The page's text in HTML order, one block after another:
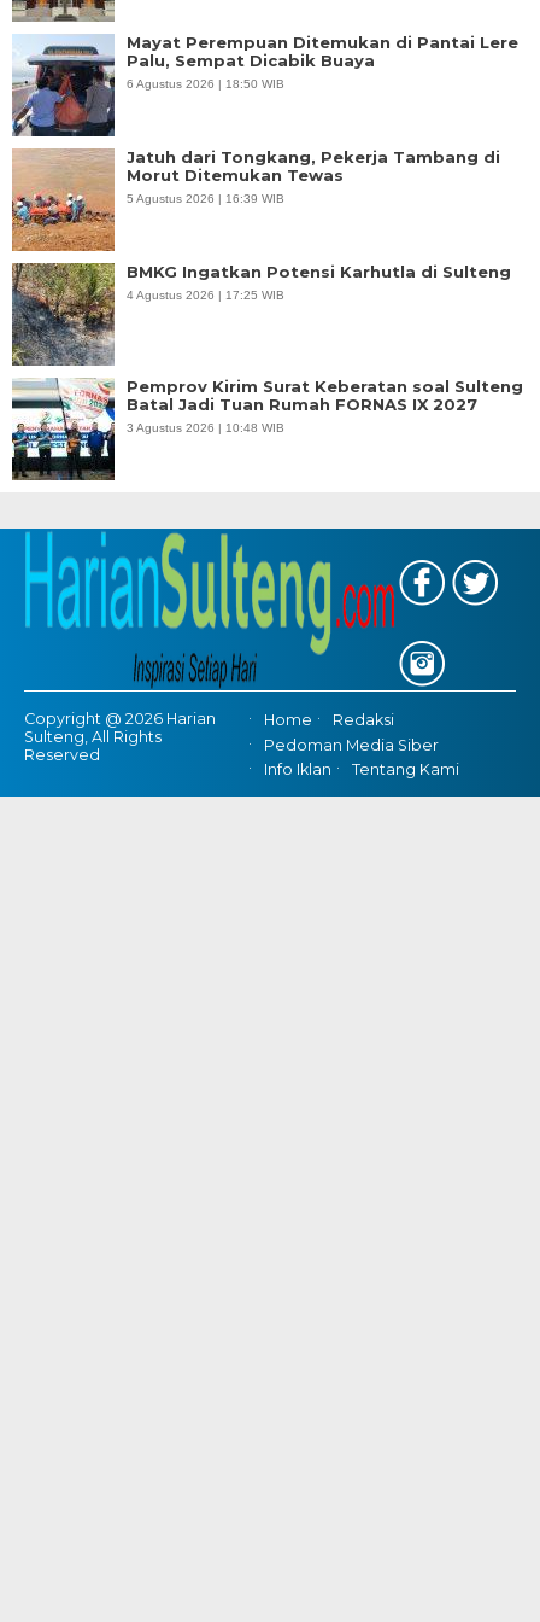
Mayat Perempuan Ditemukan di Pantai Lere
Palu, Sempat Dicabik Buaya
6 Agustus 2026 | 18:50 WIB
Jatuh dari Tongkang, Pekerja Tambang di
Morut Ditemukan Tewas
5 Agustus 2026 | 16:39 WIB
BMKG Ingatkan Potensi Karhutla di Sulteng
4 Agustus 2026 | 17:25 WIB
Pemprov Kirim Surat Keberatan soal Sulteng
Batal Jadi Tuan Rumah FORNAS IX 2027
3 Agustus 2026 | 10:48 WIB
Copyright @ 2026 Harian
Sulteng, All Rights
Reserved
Home
Redaksi
Pedoman Media Siber
Info Iklan
Tentang Kami